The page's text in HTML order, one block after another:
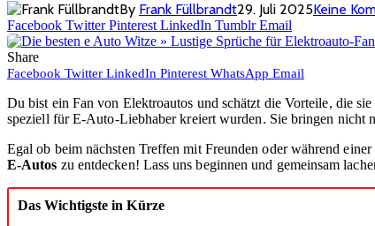
By Frank Füllbrandt29. Juli 2025Keine
Facebook Twitter Pinterest LinkedIn Tumblr Email
Share
Facebook Twitter LinkedIn Pinterest WhatsApp Email
Du bist ein Fan von Elektroautos und schätzt die Vorteile, die
speziell für E-Auto-Liebhaber kreiert wurden. Sie bringen nicht
Egal ob beim nächsten Treffen mit Freunden oder während
E-Autos zu entdecken! Lass uns beginnen und gemeinsam
Das Wichtigste in Kürze